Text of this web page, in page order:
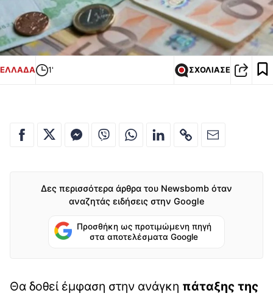
ΕΛΛΑΔΑ 1' ΣΧΟΛΙΑΣΕ
Δες περισσότερα άρθρα του Newsbomb όταν
αναζητάς ειδήσεις στην Google
Προσθήκη ως προτιμώμενη πηγή
στα αποτελέσματα Google
Θα δοθεί έμφαση στην ανάγκη πάταξης της